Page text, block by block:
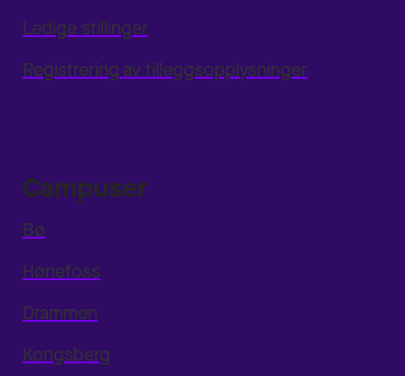
Ledige stillinger
Registrering av tilleggsopplysninger
Campuser
Bø
Hønefoss
Drammen
Kongsberg